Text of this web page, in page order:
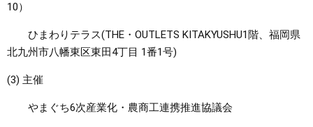
10）
ひまわりテラス(THE・OUTLETS KITAKYUSHU1階、福岡県
北九州市八幡東区東田4丁目 1番1号)
(3) 主催
やまぐち6次産業化・農商工連携推進協議会